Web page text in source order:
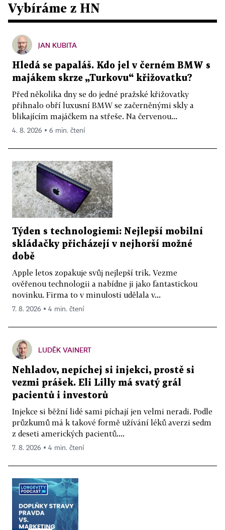
Vybíráme z HN
JAN KUBITA
Hledá se papaláš. Kdo jel v černém BMW s
majákem skrze „Turkovu“ křižovatku?
Před několika dny se do jedné pražské křižovatky
přihnalo obří luxusní BMW se začerněnými skly a
blikajícím majáčkem na střeše. Na červenou...
4. 8. 2026 ▪ 6 min. čtení
Týden s technologiemi: Nejlepší mobilní
skládačky přicházejí v nejhorší možné
době
Apple letos zopakuje svůj nejlepší trik. Vezme
ověřenou technologii a nabídne ji jako fantastickou
novinku. Firma to v minulosti udělala v...
7. 8. 2026 ▪ 4 min. čtení
LUDĚK VAINERT
Nehladov, nepíchej si injekci, prostě si
vezmi prášek. Eli Lilly má svatý grál
pacientů i investorů
Injekce si běžní lidé sami píchají jen velmi neradi. Podle
průzkumů má k takové formě užívání léků averzi sedm
z deseti amerických pacientů....
7. 8. 2026 ▪ 4 min. čtení